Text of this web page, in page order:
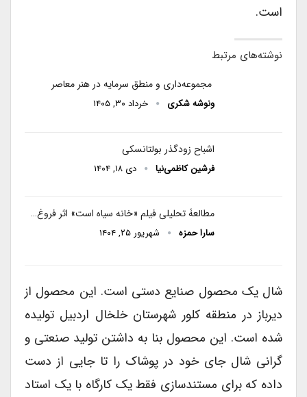
است.
نوشته‌های مرتبط
مجموعه‌داری و منطق سرمایه در هنر معاصر
ونوشه شکری خرداد ۳۰, ۱۴۰۵
اشباح زودگذر بولتانسکی
فرشین کاظمی‌نیا دی ۱۸, ۱۴۰۴
مطالعۀ تحلیلی فیلم «خانه سیاه است» اثر فروغ…
سارا حمزه شهریور ۲۵, ۱۴۰۴
شال یک محصول صنایع دستی است. این محصول از
دیرباز در منطقه کلور شهرستان خلخال اردبیل تولیده
شده است. این محصول بنا به داشتن تولید صنعتی و
گرانی شال جای خود در پوشاک را تا جایی از دست
داده که برای مستندسازی فقط یک کارگاه با یک استاد